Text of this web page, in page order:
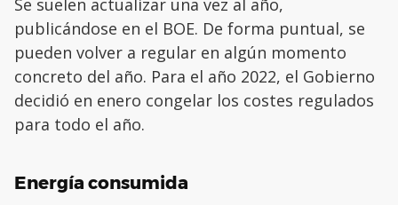
Se suelen actualizar una vez al año,
publicándose en el BOE. De forma puntual, se
pueden volver a regular en algún momento
concreto del año. Para el año 2022, el Gobierno
decidió en enero congelar los costes regulados
para todo el año.
Energía consumida